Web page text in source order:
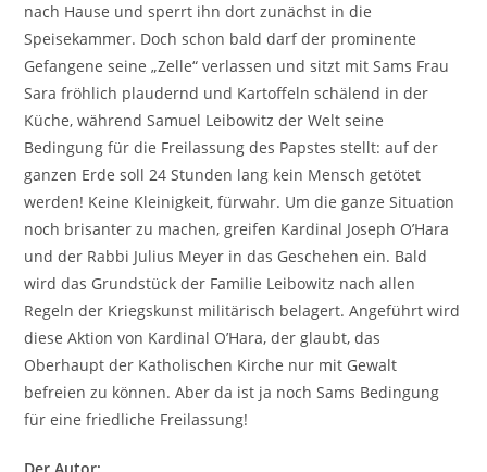
nach Hause und sperrt ihn dort zunächst in die
Speisekammer. Doch schon bald darf der prominente
Gefangene seine „Zelle“ verlassen und sitzt mit Sams Frau
Sara fröhlich plaudernd und Kartoffeln schälend in der
Küche, während Samuel Leibowitz der Welt seine
Bedingung für die Freilassung des Papstes stellt: auf der
ganzen Erde soll 24 Stunden lang kein Mensch getötet
werden! Keine Kleinigkeit, fürwahr. Um die ganze Situation
noch brisanter zu machen, greifen Kardinal Joseph O’Hara
und der Rabbi Julius Meyer in das Geschehen ein. Bald
wird das Grundstück der Familie Leibowitz nach allen
Regeln der Kriegskunst militärisch belagert. Angeführt wird
diese Aktion von Kardinal O’Hara, der glaubt, das
Oberhaupt der Katholischen Kirche nur mit Gewalt
befreien zu können. Aber da ist ja noch Sams Bedingung
für eine friedliche Freilassung!